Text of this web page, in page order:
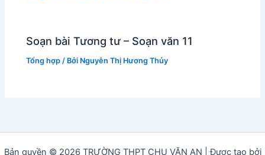
Soạn bài Tương tư – Soạn văn 11
Tổng hợp / Bởi Nguyễn Thị Hương Thủy
Bản quyền © 2026 TRƯỜNG THPT CHU VĂN AN | Được tạo bởi